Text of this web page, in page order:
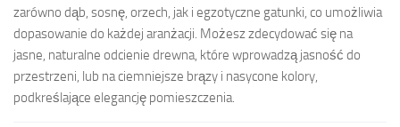
zarówno dąb, sosnę, orzech, jak i egzotyczne gatunki, co umożliwia
dopasowanie do każdej aranżacji. Możesz zdecydować się na
jasne, naturalne odcienie drewna, które wprowadzą jasność do
przestrzeni, lub na ciemniejsze brązy i nasycone kolory,
podkreślające elegancję pomieszczenia.